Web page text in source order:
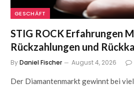
GESCHÄFT
STIG ROCK Erfahrungen
Rückzahlungen und
ByDaniel Fischer August 4, 2026
Der Diamantenmarkt gewinnt bei